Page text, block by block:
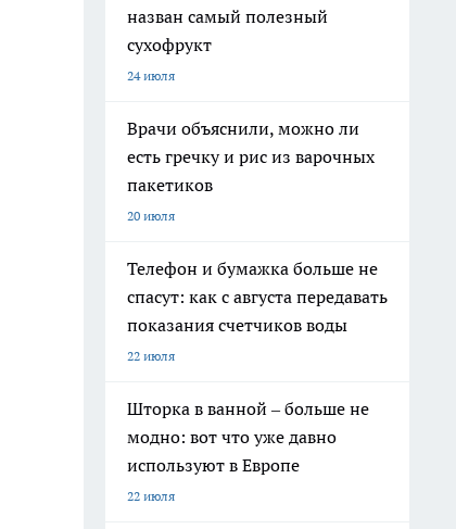
назван самый полезный
сухофрукт
24 июля
Врачи объяснили, можно ли
есть гречку и рис из варочных
пакетиков
20 июля
Телефон и бумажка больше не
спасут: как с августа передавать
показания счетчиков воды
22 июля
Шторка в ванной – больше не
модно: вот что уже давно
используют в Европе
22 июля